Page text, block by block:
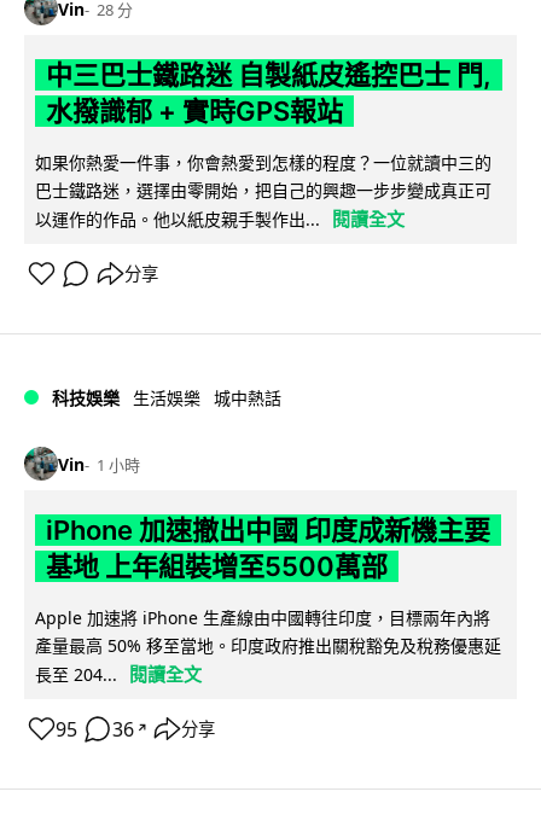
Vin 28 分
中三巴士鐵路迷 自製紙皮遙控巴士 門,
水撥識郁 + 實時GPS報站
如果你熱愛一件事，你會熱愛到怎樣的程度？一位就讀中三的
巴士鐵路迷，選擇由零開始，把自己的興趣一步步變成真正可
以運作的作品。他以紙皮親手製作出...
閱讀全文
分享
科技娛樂 生活娛樂 城中熱話
Vin 1 小時
iPhone 加速撤出中國 印度成新機主要
基地 上年組裝增至5500萬部
Apple 加速將 iPhone 生產線由中國轉往印度，目標兩年內將
產量最高 50% 移至當地。印度政府推出關稅豁免及稅務優惠延
長至 204...
閱讀全文
95 36 ↗ 分享